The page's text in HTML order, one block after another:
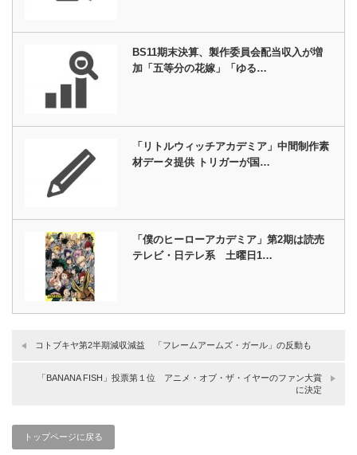
BS11期末決算、製作委員会配当収入が増
加「五等分の花嫁」「ゆる…
「リトルウィッチアカデミア」中間制作素
材データ提供 トリガーが国…
「僕のヒーローアカデミア」第2期は読売
テレビ・日テレ系 土曜日1…
コトブキヤ第2半期減収減益 「フレームアームズ・ガール」の反動も
「BANANA FISH」投票第１位 アニメ・オブ・ザ・イヤーのファン大賞
に決定
トップページに戻る